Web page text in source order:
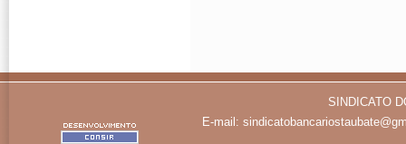
SINDICATO
E-mail: